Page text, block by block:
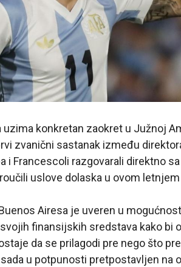
uzima konkretan zaokret u Južnoj
zvanični sastanak između
i Francescoli razgovarali direktno
uslove dolaska u ovom
Airesa je uveren u
finansijskih sredstava kako bi
da se prilagodi pre nego što
u potpunosti pretpostavljen na